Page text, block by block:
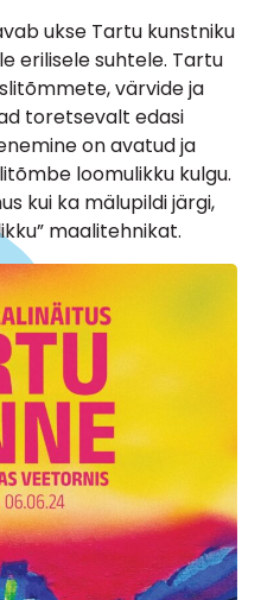
ukse Tartu kunstniku
erilisele suhtele. Tartu
värvide ja
toretsevalt edasi
on avatud ja
loomulikku kulgu.
kui ka mälupildi järgi,
maalitehnikat.